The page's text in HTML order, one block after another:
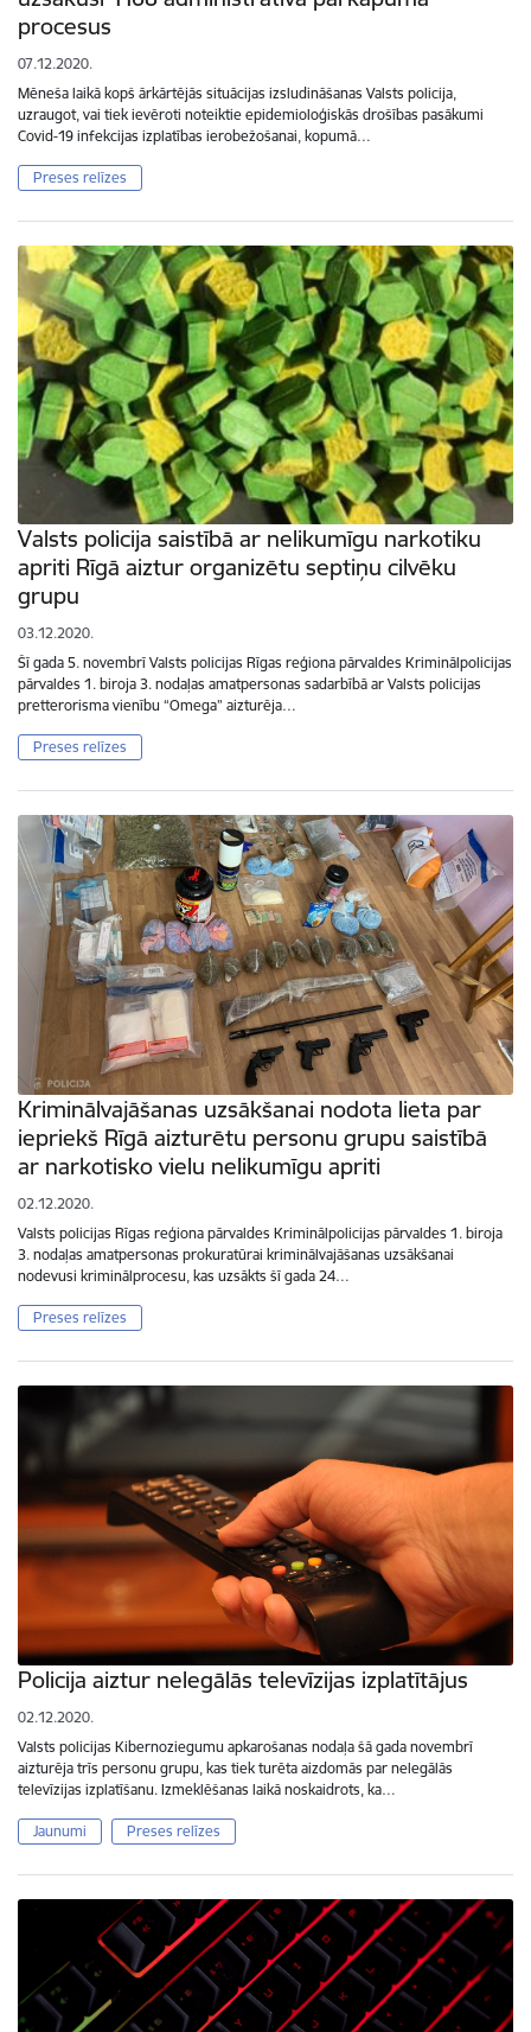
procesus
07.12.2020.
Mēneša laikā kopš ārkārtējās situācijas izsludināšanas Valsts policija,
uzraugot, vai tiek ievēroti noteiktie epidemioloģiskās drošības pasākumi
Covid-19 infekcijas izplatības ierobežošanai, kopumā…
Preses relīzes
Valsts policija saistībā ar nelikumīgu narkotiku
apriti Rīgā aiztur organizētu septiņu cilvēku
grupu
03.12.2020.
Šī gada 5. novembrī Valsts policijas Rīgas reģiona pārvaldes Kriminālpolicijas
pārvaldes 1. biroja 3. nodaļas amatpersonas sadarbībā ar Valsts policijas
pretterorisma vienību “Omega” aizturēja…
Preses relīzes
Kriminālvajāšanas uzsākšanai nodota lieta par
iepriekš Rīgā aizturētu personu grupu saistībā
ar narkotisko vielu nelikumīgu apriti
02.12.2020.
Valsts policijas Rīgas reģiona pārvaldes Kriminālpolicijas pārvaldes 1. biroja
3. nodaļas amatpersonas prokuratūrai kriminālvajāšanas uzsākšanai
nodevusi kriminālprocesu, kas uzsākts šī gada 24…
Preses relīzes
Policija aiztur nelegālās televīzijas izplatītājus
02.12.2020.
Valsts policijas Kibernoziegumu apkarošanas nodaļa šā gada novembrī
aizturēja trīs personu grupu, kas tiek turēta aizdomās par nelegālās
televīzijas izplatīšanu. Izmeklēšanas laikā noskaidrots, ka…
Jaunumi Preses relīzes